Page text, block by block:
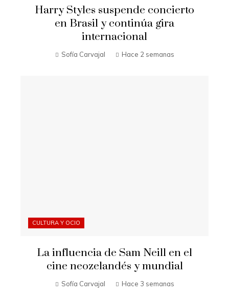
Harry Styles suspende concierto
en Brasil y continúa gira
internacional
Sofía Carvajal Hace 2 semanas
CULTURA Y OCIO
La influencia de Sam Neill en el
cine neozelandés y mundial
Sofía Carvajal Hace 3 semanas